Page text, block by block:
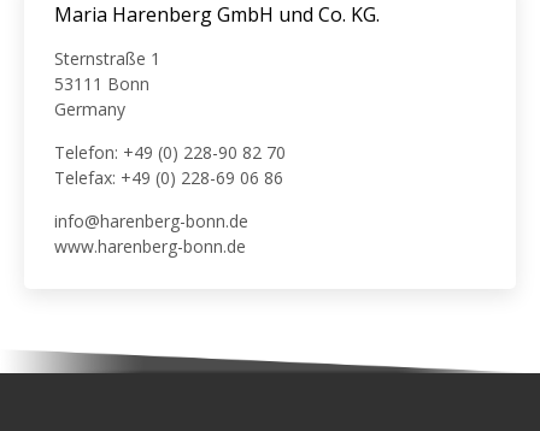
Maria Harenberg GmbH und Co. KG.
Sternstraße 1
53111 Bonn
Germany
Telefon: +49 (0) 228-90 82 70
Telefax: +49 (0) 228-69 06 86
info@harenberg-bonn.de
www.harenberg-bonn.de